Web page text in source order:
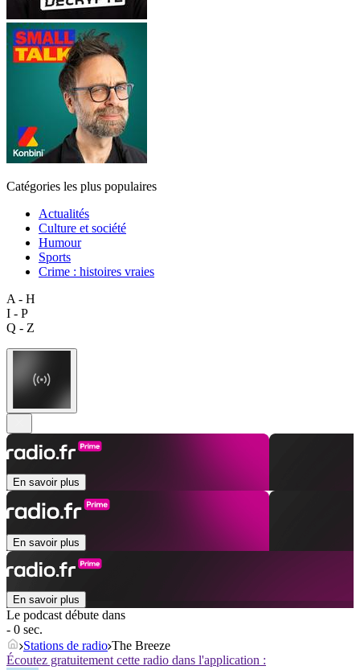
Catégories les plus populaires
Actualités
Culture et société
Humour
Sports
Crime : histoires vraies
A - H
I - P
Q - Z
En savoir plus
En savoir plus
En savoir plus
Le podcast débute dans
- 0 sec.
Stations de radio The Breeze
Écoutez gratuitement cette radio dans l'application :